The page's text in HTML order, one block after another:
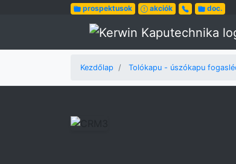
prospektusok akciók doc.
Kezdőlap Tolókapu - úszókapu